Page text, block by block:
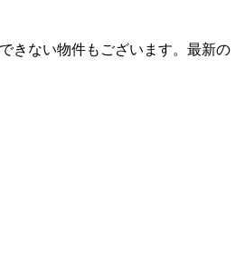
きない物件もございます。最新の